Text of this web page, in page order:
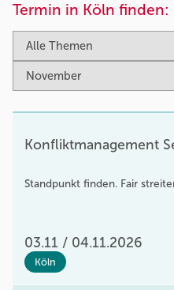
Termin in Köln finden:
Konfliktmanagement
Standpunkt finden. Fair
03.11 / 04.11.2026
Köln